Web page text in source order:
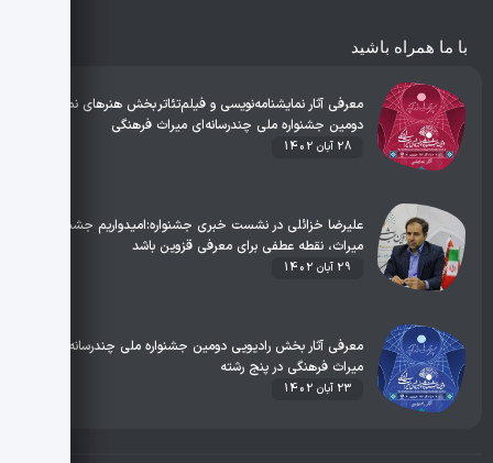
با ما همراه باشید
معرفی آثار نمایشنامه‌نویسی و فیلم‌تئاتر بخش هنرهای نمایشی
دومین جشنواره ملی چندرسانه‌ای میراث فرهنگی
28 آبان 1402
علیرضا خزائلی در نشست خبری جشنواره:امیدواریم جشنواره
میراث، نقطه عطفی برای معرفی قزوین باشد
29 آبان 1402
معرفی آثار بخش رادیویی دومین جشنواره ملی چندرسانه‌ای
میراث فرهنگی در پنج رشته
23 آبان 1402